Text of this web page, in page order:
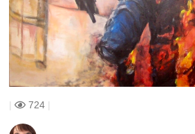
| 724 |